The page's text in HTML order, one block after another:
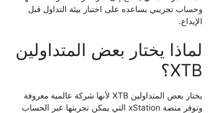
وحساب تجريبي يساعده على اختبار بيئة التداول قبل
الإيداع.
لماذا يختار بعض المتداولين
XTB؟
يختار بعض المتداولين XTB لأنها شركة عالمية معروفة
وتوفر منصة xStation التي يمكن تجربتها عبر الحساب